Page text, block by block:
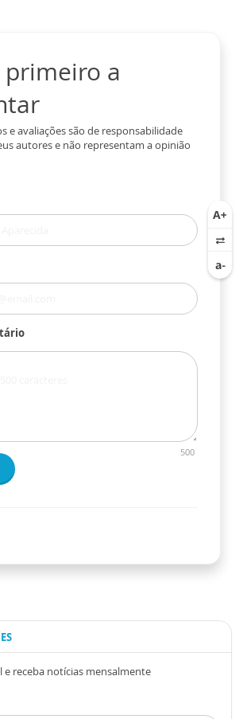
primeiro a
e avaliações são de responsabilidade
autores e não representam a opinião
500
e receba notícias mensalmente